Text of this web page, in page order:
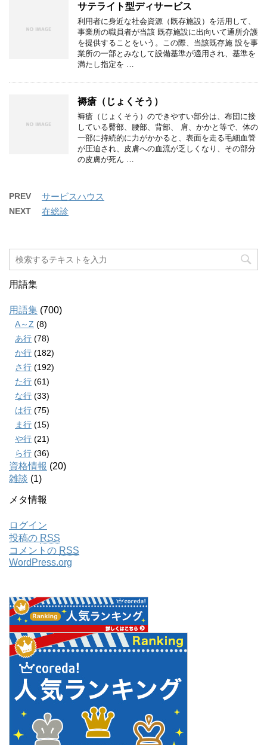
サテライト型ディサービス
利用者に身近な社会資源（既存施設）を活用して、
事業所の職員者が当該 既存施設に出向いて通所介護
を提供することをいう。この際、当該既存施 設を事
業所の一部とみなして設備基準が適用され、基準を
満たし指定を …
褥瘡（じょくそう）
褥瘡（じょくそう）のできやすい部分は、布団に接
している臀部、腰部、背部、 肩、かかと等で、体の
一部に持続的に力がかかると、表面を走る毛細血管
が圧迫され、皮膚への血流が乏しくなり、その部分
の皮膚が死ん …
PREV サービスハウス
NEXT 在総診
用語集
用語集 (700)
A～Z (8)
あ行 (78)
か行 (182)
さ行 (192)
た行 (61)
な行 (33)
は行 (75)
ま行 (15)
や行 (21)
ら行 (36)
資格情報 (20)
雑談 (1)
メタ情報
ログイン
投稿の RSS
コメントの RSS
WordPress.org